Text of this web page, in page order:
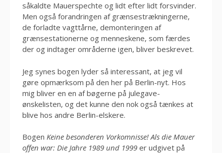
såkaldte Mauerspechte og lidt efter lidt forsvinder.
Men også forandringen af grænsestrækningerne,
de forladte vagttårne, demonteringen af
grænsestationerne og menneskene, som færdes
der og indtager områderne igen, bliver beskrevet.
Jeg synes bogen lyder så interessant, at jeg vil
gøre opmærksom på den her på Berlin-nyt. Hos
mig bliver en en af bøgerne på julegave-
ønskelisten, og det kunne den nok også tænkes at
blive hos andre Berlin-elskere.
Bogen Keine besonderen Vorkomnisse! Als die Mauer
offen war: Die Jahre 1989 und 1999 er udgivet på